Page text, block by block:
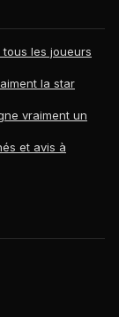
les joueurs
la star
vraiment un
et avis à